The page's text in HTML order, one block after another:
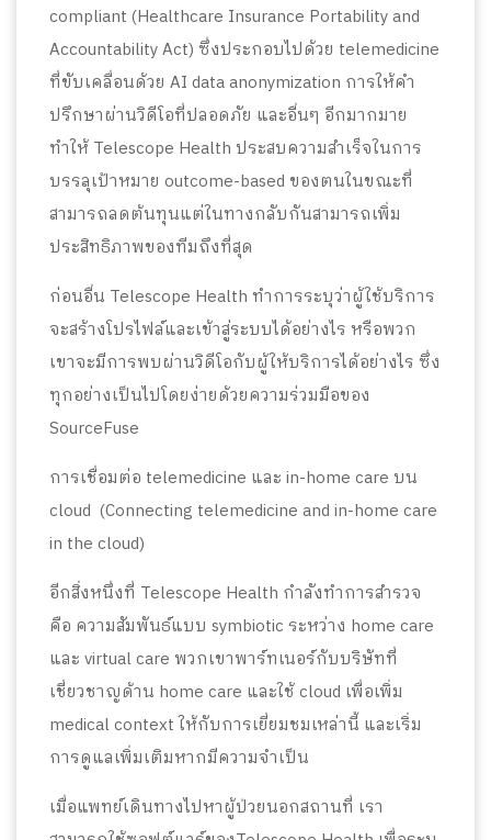
compliant (Healthcare Insurance Portability and
Accountability Act) ซึ่งประกอบไปด้วย telemedicine
ที่ขับเคลื่อนด้วย AI data anonymization การให้คำ
ปรึกษาผ่านวิดีโอที่ปลอดภัย และอื่นๆ อีกมากมาย
ทำให้ Telescope Health ประสบความสำเร็จในการ
บรรลุเป้าหมาย outcome-based ของตนในขณะที่
สามารถลดต้นทุนแต่ในทางกลับกันสามารถเพิ่ม
ประสิทธิภาพของทีมถึงที่สุด
ก่อนอื่น Telescope Health ทำการระบุว่าผู้ใช้บริการ
จะสร้างโปรไฟล์และเข้าสู่ระบบได้อย่างไร หรือพวก
เขาจะมีการพบผ่านวิดีโอกับผู้ให้บริการได้อย่างไร ซึ่ง
ทุกอย่างเป็นไปโดยง่ายด้วยความร่วมมือของ
SourceFuse
การเชื่อมต่อ telemedicine และ in-home care บน
cloud (Connecting telemedicine and in-home care
in the cloud)
อีกสิ่งหนึ่งที่ Telescope Health กำลังทำการสำรวจ
คือ ความสัมพันธ์แบบ symbiotic ระหว่าง home care
และ virtual care พวกเขาพาร์ทเนอร์กับบริษัทที่
เชี่ยวชาญด้าน home care และใช้ cloud เพื่อเพิ่ม
medical context ให้กับการเยี่ยมชมเหล่านี้ และเริ่ม
การดูแลเพิ่มเติมหากมีความจำเป็น
เมื่อแพทย์เดินทางไปหาผู้ป่วยนอกสถานที่ เรา